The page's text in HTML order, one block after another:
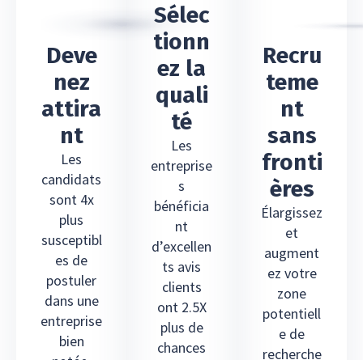
Deve
nez
attira
nt
Les
candidats
sont 4x
plus
susceptibl
es de
postuler
dans une
entreprise
bien
Sélec
tionn
ez la
quali
té
Les
entreprise
s
bénéficia
nt
d’excellen
ts avis
clients
ont 2.5X
plus de
chances
Recru
teme
nt
sans
fronti
ères
Élargissez
et
augment
ez votre
zone
potentiell
e de
recherche